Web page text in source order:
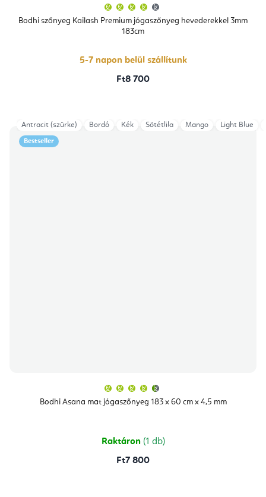
Bodhi szőnyeg Kailash Premium jógaszőnyeg hevederekkel 3mm
183cm
átlagos
értékelése
csillag.
5-7 napon belül szállítunk
Ft8 700
Bestseller
Bodhi Asana mat jógaszőnyeg 183 x 60 cm x 4,5 mm
átlagos
értékelése
csillag.
Raktáron (1 db)
Ft7 800
Antracit (szürke) Bordó Kék Sötétlila Mango Light Blue